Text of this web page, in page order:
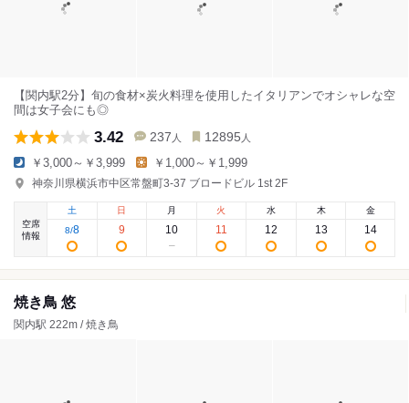
【関内駅2分】旬の食材×炭火料理を使用したイタリアンでオシャレな空
間は女子会にも◎
3.42 237 人 12895 人
￥3,000～￥3,999 ￥1,000～￥1,999
神奈川県横浜市中区常盤町3-37 ブロードビル 1st 2F
空席
情報
土
8/8
日
9
月
10
火
11
水
12
木
13
金
14
焼き鳥 悠
関内駅 222m / 焼き鳥